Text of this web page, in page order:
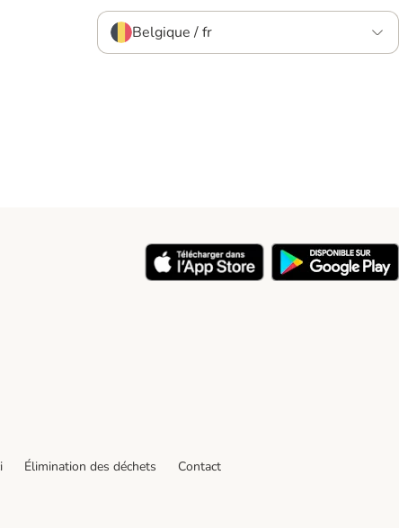
Belgique / fr
Élimination des déchets
Contact